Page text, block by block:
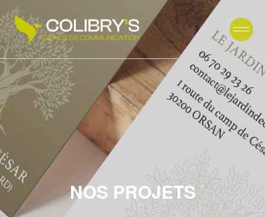
NOS PROJETS